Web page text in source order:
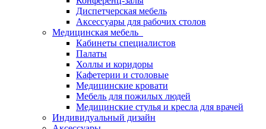
Диспетчерская мебель
Аксессуары для рабочих столов
Медицинская мебель
Кабинеты специалистов
Палаты
Холлы и коридоры
Кафетерии и столовые
Медицинские кровати
Мебель для пожилых людей
Медицинские стулья и кресла для врачей
Индивидуальный дизайн